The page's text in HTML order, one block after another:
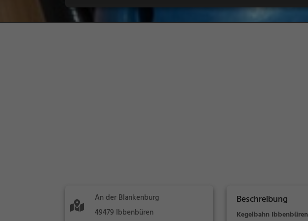
An der Blankenburg
49479 Ibbenbüren
Beschreibung
Kegelbahn Ibbenbüren